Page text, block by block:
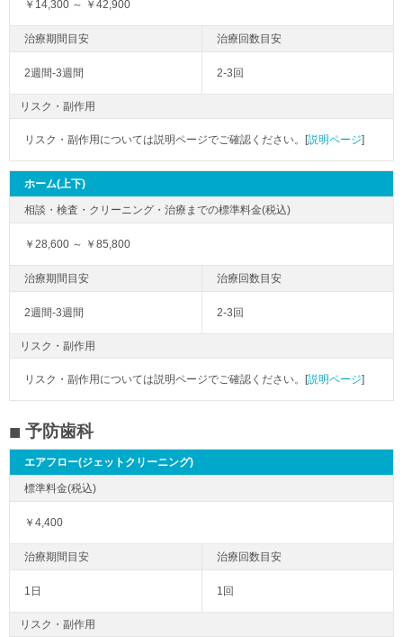
￥14,300 ～ ￥42,900
2週間-3週間 2-3回
リスク・副作用
リスク・副作用については説明ページでご確認ください。[説明ページ]
ホーム(上下)
￥28,600 ～ ￥85,800
2週間-3週間 2-3回
リスク・副作用
リスク・副作用については説明ページでご確認ください。[説明ページ]
予防歯科
エアフロー(ジェットクリーニング)
￥4,400
1日 1回
リスク・副作用